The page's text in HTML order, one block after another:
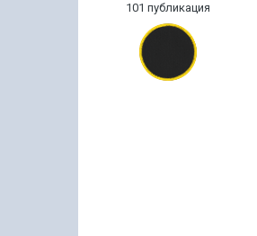
101 публикация